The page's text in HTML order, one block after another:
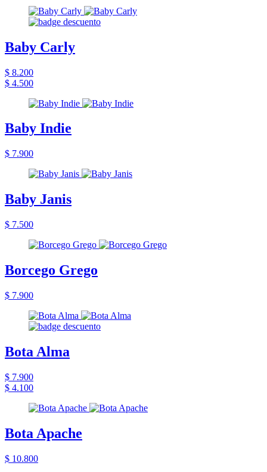
Baby Carly
$ 8.200
$ 4.500
Baby Indie
$ 7.900
Baby Janis
$ 7.500
Borcego Grego
$ 7.900
Bota Alma
$ 7.900
$ 4.100
Bota Apache
$ 10.800